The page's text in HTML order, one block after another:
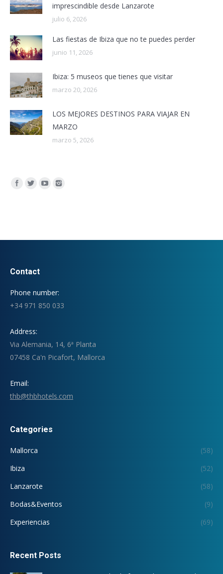
imprescindible desde Lanzarote
julio 6, 2026
Las fiestas de Ibiza que no te puedes perder
junio 11, 2026
Ibiza: 5 museos que tienes que visitar
marzo 20, 2026
LOS MEJORES DESTINOS PARA VIAJAR EN
MARZO
marzo 5, 2026
Encuéntranos en:
Contact
Phone number:
+34 971 850 033
Address:
Via Alemania, 14, 6ª Planta
07458 Ca'n Picafort, Mallorca
Email:
thb@thbhotels.com
Categories
Mallorca
(58)
Ibiza
(52)
Lanzarote
(58)
Bodas&Eventos
(9)
Experiencias
(69)
Recent Posts